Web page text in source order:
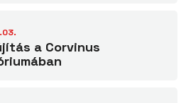
a Corvinus